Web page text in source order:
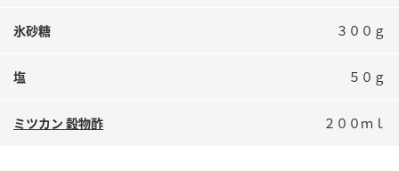
氷砂糖 ３００ｇ
塩 ５０ｇ
ミツカン 穀物酢 ２００ｍｌ